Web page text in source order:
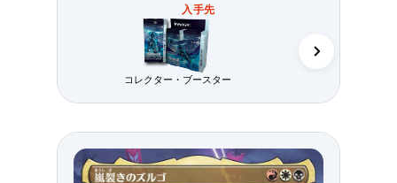
入手先
コレクター・ブースター